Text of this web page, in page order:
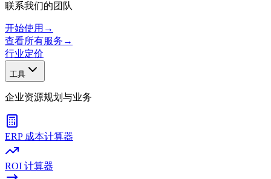
联系我们的团队
开始使用 →
查看所有服务 →
行业定价
工具
企业资源规划与业务
ERP 成本计算器
ROI 计算器